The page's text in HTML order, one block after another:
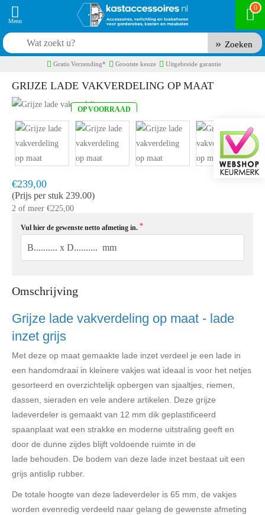
0
Zoeken
Gratis Verzending* Grootste keuze Uitgebreide garantie
GRIJZE LADE VAKVERDELING OP MAAT
OP VOORRAAD
Levertijd ± 15 werkdagen
€239,00
(Prijs per stuk 239.00)
2 of meer €225,00
Vul hier de gewenste netto afmeting in.
Omschrijving
Grijze lade vakverdeling op maat - lade
inzet grijs
Met deze op maat gemaakte lade inzet verdeel je een lade in
een handomdraai in kleinere vakjes wat ideaal is voor het netjes
gesorteerd en overzichtelijk opbergen van sjaaltjes, riemen,
dassen, sieraden en vele andere artikelen. Deze grijze
ladeverdeler is gemaakt van 12 mm dik geplastificeerd
spaanplaat wat een strakke en moderne uitstraling geeft en
door de dunne zijdes blijft voldoende ruimte in de
lade behouden. De bodem van deze lade inzet bestaat uit een
grijs antislip rubber.
De totale hoogte van deze ladeverdeler is 65 mm, de vakjes
worden evenredig verdeeld naar gelang de gewenste afmeting